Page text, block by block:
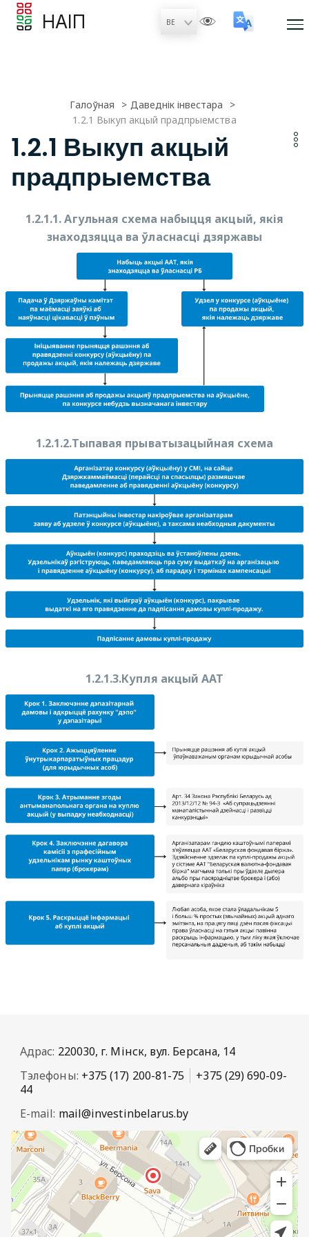
НАІП
Галоўная
Даведнік інвестара
1.2.1 Выкуп акцый прадпрыемства
1.2.1 Выкуп акцый
прадпрыемства
1.2.1.1. Агульная схема набыцця акцый, якія
знаходзяцца ва ўласнасці дзяржавы
1.2.1.2.Тыпавая прыватызацыйная схема
1.2.1.3.Купля акцый ААТ
Адрас: 220030, г. Мінск, вул. Берсана, 14
Тэлефоны: +375 (17) 200-81-75
+375 (29) 690-09-
44
E-mail: mail@investinbelarus.by